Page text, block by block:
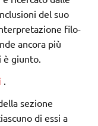
del suo
filo-
ancora più
è giunto.
.
sezione
di essi a